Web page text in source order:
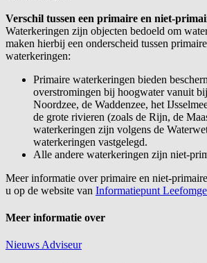
Verschil tussen een primaire en niet-
Waterkeringen zijn objecten bedoeld om
maken hierbij een onderscheid tussen
waterkeringen:
Primaire waterkeringen bieden
overstromingen bij hoogwater vanuit
Noordzee, de Waddenzee, het
de grote rivieren (zoals de Rijn, de
waterkeringen zijn volgens de
waterkeringen vastgelegd.
Alle andere waterkeringen zijn niet-
Meer informatie over primaire en niet-
u op de website van Informatiepunt
Meer informatie over
NieuwsAdviseur